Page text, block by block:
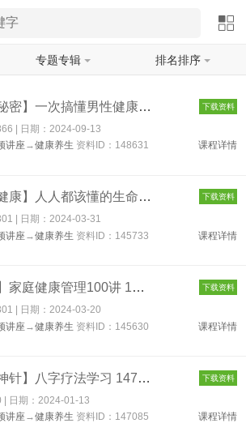
专题专辑 排名排序
【男人秘密】一次搞懂男性健康的18个秘密 148631 下载资料
| 日期： 2024-09-13
讲座→健康养生 资料ID：148631 课程详情
【生命健康】人人都该懂的生命健康课-[湛庐阅读] 145733 下载资料
| 日期：2024-03-31
讲座→健康养生 资料ID：145733 课程详情
【冯雪】家庭健康管理100讲 145630 下载资料
| 日期：2024-03-20
讲座→健康养生 资料ID：145630 课程详情
【针灸神针】八字疗法学习 147085 下载资料
日期： 2024-01-13
讲座→健康养生 资料ID：147085 课程详情